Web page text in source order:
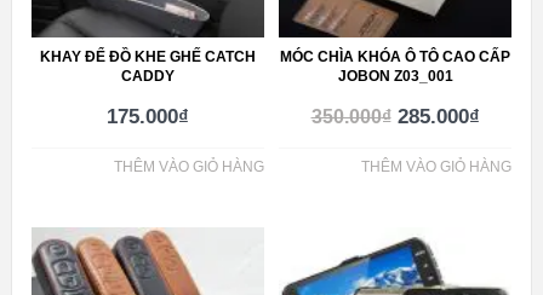
KHAY ĐỂ ĐỒ KHE GHẾ CATCH
CADDY
175.000₫
THÊM VÀO GIỎ HÀNG
MÓC CHÌA KHÓA Ô TÔ CAO CẤP
JOBON Z03_001
350.000₫ 285.000₫
THÊM VÀO GIỎ HÀNG